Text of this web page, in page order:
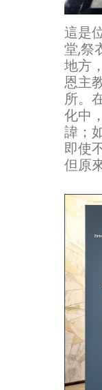
這是
堂,祭
地方
恩主
所。
化中
諱；
即使
但原